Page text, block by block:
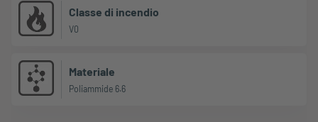
Classe di incendio
V0
Materiale
Poliammide 6.6